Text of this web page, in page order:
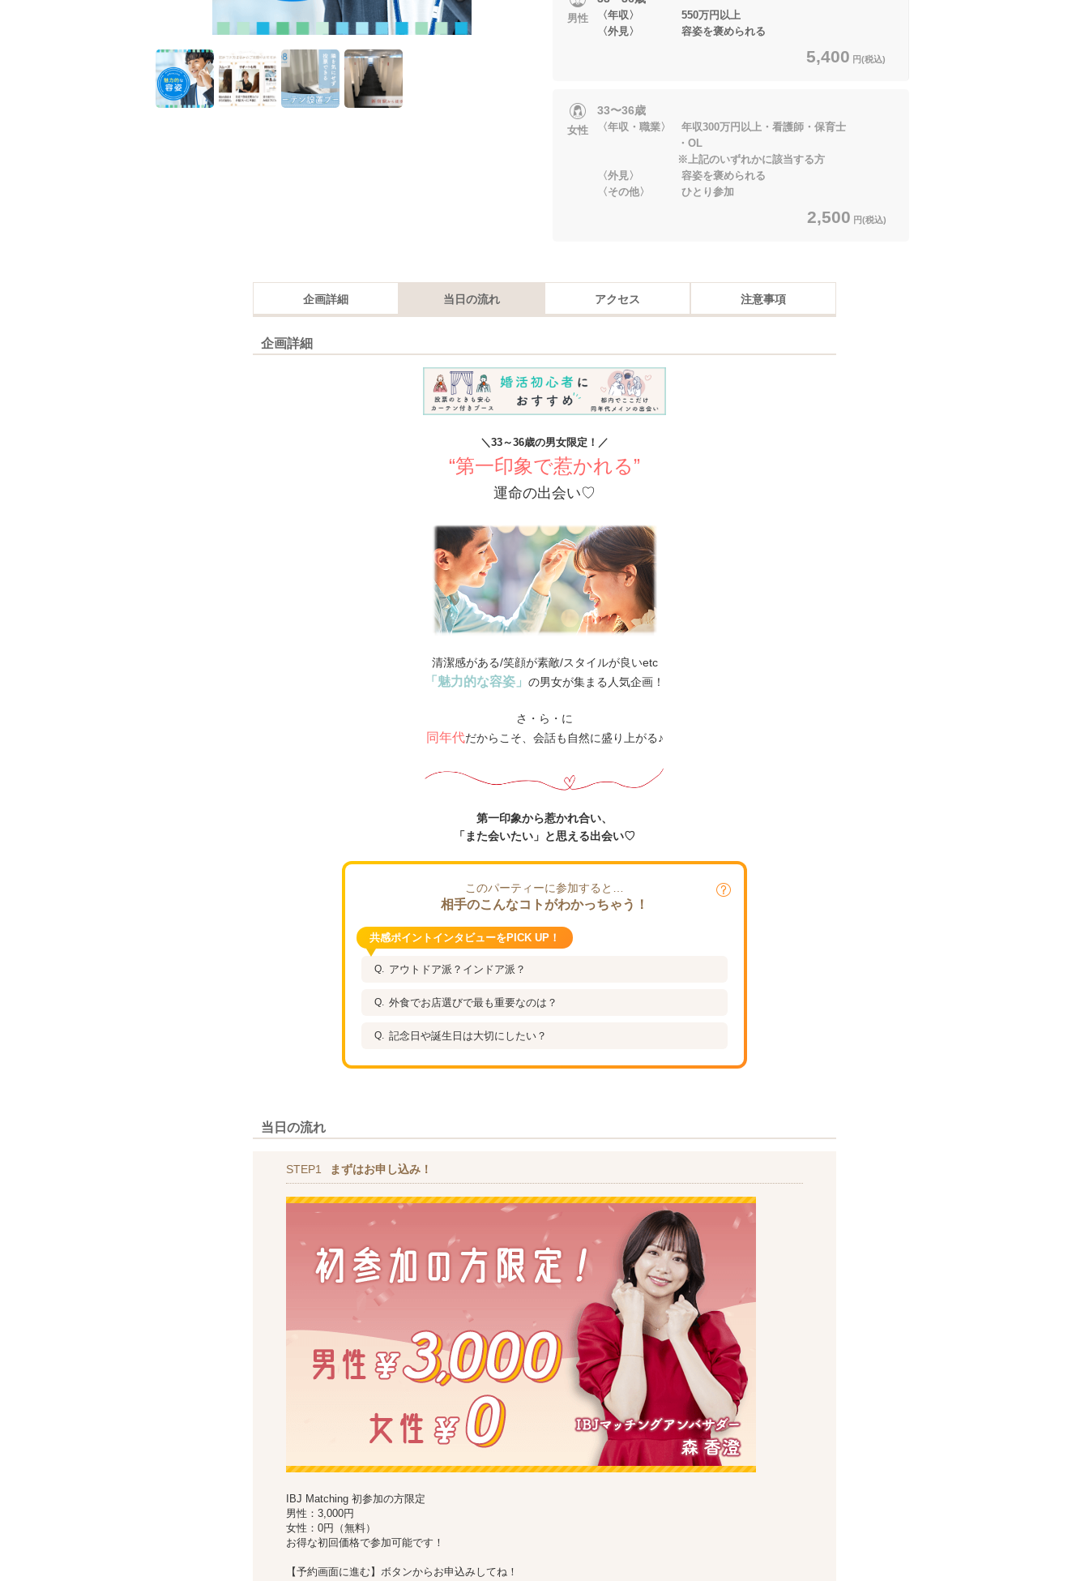
男性
〈年収〉 550万円以上
〈外見〉 容姿を褒められる
5,400 円(税込)
女性
33〜36歳
〈年収・職業〉 年収300万円以上・看護師・保育士
・OL
※上記のいずれかに該当する方
〈外見〉 容姿を褒められる
〈その他〉 ひとり参加
2,500 円(税込)
企画詳細 当日の流れ アクセス 注意事項
企画詳細
＼33～36歳の男女限定！／
“第一印象で惹かれる”
運命の出会い♡
清潔感がある/笑顔が素敵/スタイルが良いetc
「魅力的な容姿」 の男女が集まる人気企画！
さ・ら・に
同年代だからこそ、会話も自然に盛り上がる♪
第一印象から惹かれ合い、
「また会いたい」と思える出会い♡
このパーティーに参加すると…
相手のこんなコトがわかっちゃう！
共感ポイントインタビューをPICK UP！
アウトドア派？インドア派？
外食でお店選びで最も重要なのは？
記念日や誕生日は大切にしたい？
当日の流れ
STEP1 まずはお申し込み！
IBJ Matching 初参加の方限定
男性：3,000円
女性：0円（無料）
お得な初回価格で参加可能です！
【予約画面に進む】ボタンからお申込みしてね！